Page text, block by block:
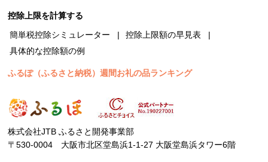
控除上限を計算する
簡単税控除シミュレーター
控除上限額の早見表
具体的な控除額の例
ふるぽ（ふるさと納税）週間お礼の品ランキング
株式会社JTB ふるさと開発事業部
〒530-0004 大阪市北区堂島浜1-1-27 大阪堂島浜タワー6階